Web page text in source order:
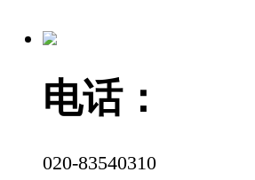
电话：
020-83540310